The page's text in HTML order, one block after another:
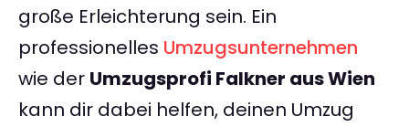
große Erleichterung sein. Ein
professionelles Umzugsunternehmen
wie der Umzugsprofi Falkner aus Wien
kann dir dabei helfen, deinen Umzug